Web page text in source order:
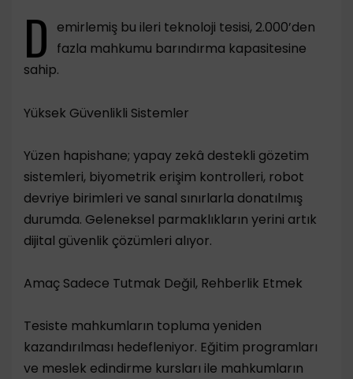
D
emirlemiş bu ileri teknoloji tesisi, 2.000’den
fazla mahkumu barındırma kapasitesine
sahip.
Yüksek Güvenlikli Sistemler
Yüzen hapishane; yapay zekâ destekli gözetim
sistemleri, biyometrik erişim kontrolleri, robot
devriye birimleri ve sanal sınırlarla donatılmış
durumda. Geleneksel parmaklıkların yerini artık
dijital güvenlik çözümleri alıyor.
Amaç Sadece Tutmak Değil, Rehberlik Etmek
Tesiste mahkumların topluma yeniden
kazandırılması hedefleniyor. Eğitim programları
ve meslek edindirme kursları ile mahkumların